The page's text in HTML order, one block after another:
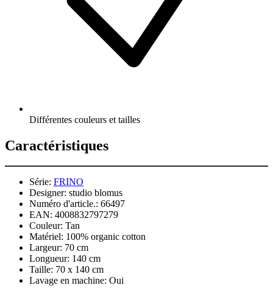
Différentes couleurs et tailles
Caractéristiques
Série: FRINO
Designer: studio blomus
Numéro d'article.: 66497
EAN: 4008832797279
Couleur: Tan
Matériel: 100% organic cotton
Largeur: 70 cm
Longueur: 140 cm
Taille: 70 x 140 cm
Lavage en machine: Oui